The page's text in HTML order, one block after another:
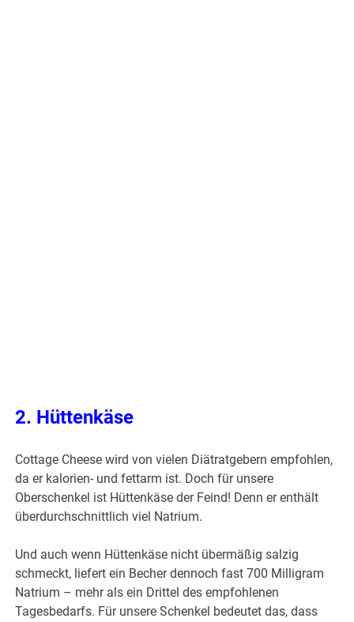
2. Hüttenkäse
Cottage Cheese wird von vielen Diätratgebern empfohlen,
da er kalorien- und fettarm ist. Doch für unsere
Oberschenkel ist Hüttenkäse der Feind! Denn er enthält
überdurchschnittlich viel Natrium.
Und auch wenn Hüttenkäse nicht übermäßig salzig
schmeckt, liefert ein Becher dennoch fast 700 Milligram
Natrium – mehr als ein Drittel des empfohlenen
Tagesbedarfs. Für unsere Schenkel bedeutet das, dass